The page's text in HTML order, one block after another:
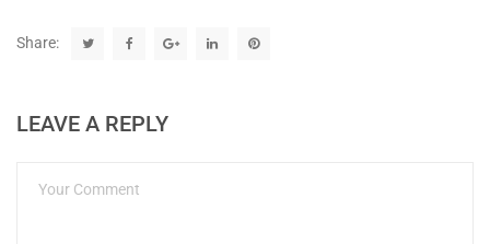
Share:
LEAVE A REPLY